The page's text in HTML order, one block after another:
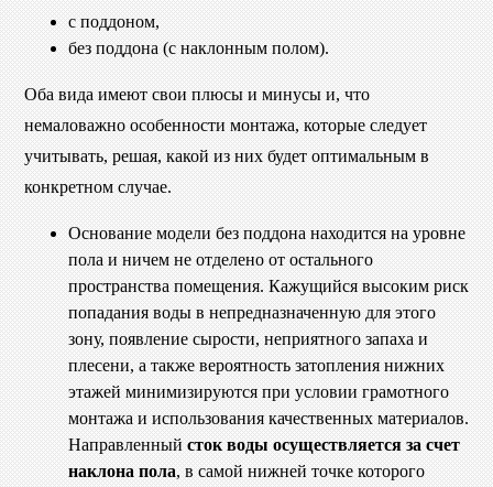
с поддоном,
без поддона (с наклонным полом).
Оба вида имеют свои плюсы и минусы и, что
немаловажно особенности монтажа, которые следует
учитывать, решая, какой из них будет оптимальным в
конкретном случае.
Основание модели без поддона находится на уровне
пола и ничем не отделено от остального
пространства помещения. Кажущийся высоким риск
попадания воды в непредназначенную для этого
зону, появление сырости, неприятного запаха и
плесени, а также вероятность затопления нижних
этажей минимизируются при условии грамотного
монтажа и использования качественных материалов.
Направленный сток воды осуществляется за счет
наклона пола, в самой нижней точке которого